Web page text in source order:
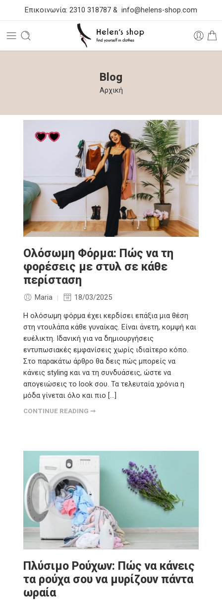
Επικοινωνία: 2310 318787 & info@helens-shop.com
Blog
Αρχική
Ολόσωμη Φόρμα: Πώς να τη
φορέσεις με στυλ σε κάθε
περίσταση
Maria 18/03/2025
Η ολόσωμη φόρμα έχει κερδίσει επάξια μια θέση
στη ντουλάπα κάθε γυναίκας. Είναι άνετη, κομψή και
ευέλικτη. Ιδανική για να δημιουργήσεις
εντυπωσιακές εμφανίσεις χωρίς ιδιαίτερο κόπο.
Στο παρακάτω άρθρο θα δεις πώς μπορείς να
κάνεις styling και να τη συνδυάσεις, ώστε να
απογειώσεις το look σου. Τα τελευταία χρόνια η
μόδα γίνεται όλο και πιο […]
CONTINUE READING ➞
Πλύσιμο Ρούχων: Πώς να κάνεις
τα ρούχα σου να μυρίζουν πάντα
ωραία